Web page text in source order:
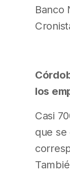
Banco
los
Casi
que se